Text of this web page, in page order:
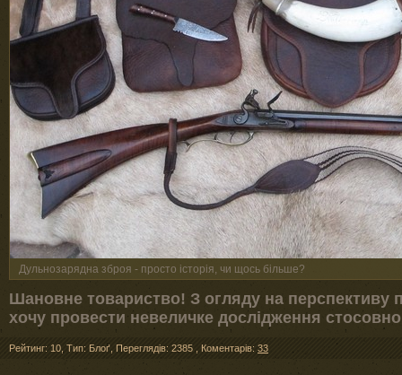
Дульнозарядна зброя - просто історія, чи щось більше?
Шановне товариство! З огляду на перспективу
хочу провести невеличке дослідження
Рейтинг: 10 Тип: Блоґ Переглядів: 2385 Коментарів: 33